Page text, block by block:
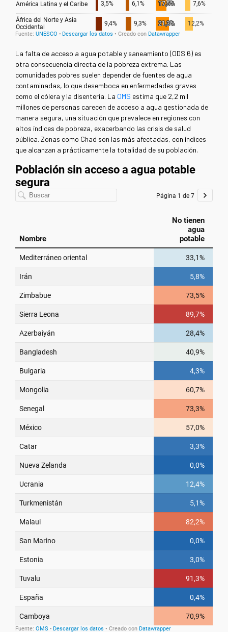
La falta de acceso a agua potable y saneamiento (ODS 6) es
otra consecuencia directa de la pobreza extrema. Las
comunidades pobres suelen depender de fuentes de agua
contaminadas, lo que desemboca en enfermedades graves
como el cólera y la disentería. La OMS estima que 2,2 mil
millones de personas carecen de acceso a agua gestionada de
manera segura, una situación que prevalece en regiones con
altos índices de pobreza, exacerbando las crisis de salud
pública. Zonas como Chad son las más afectadas, con índices
que alcanzan a prácticamente la totalidad de su población.